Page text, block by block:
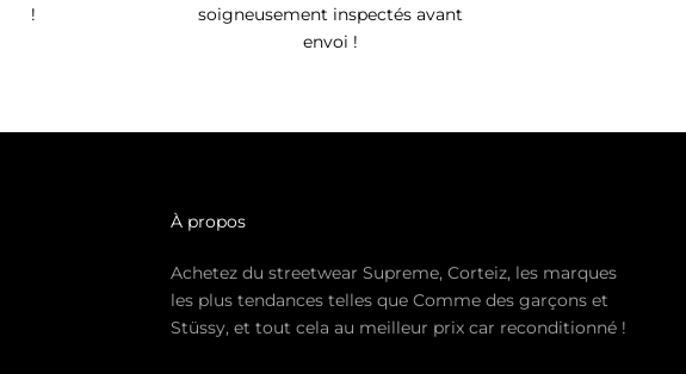
!
soigneusement inspectés avant
envoi !
À propos
Achetez du streetwear Supreme, Corteiz, les marques
les plus tendances telles que Comme des garçons et
Stüssy, et tout cela au meilleur prix car reconditionné !